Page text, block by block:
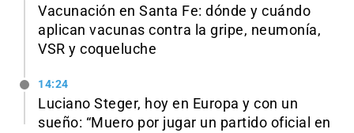
Vacunación en Santa Fe: dónde y cuándo
aplican vacunas contra la gripe, neumonía,
VSR y coqueluche
14:24
Luciano Steger, hoy en Europa y con un
sueño: “Muero por jugar un partido oficial en